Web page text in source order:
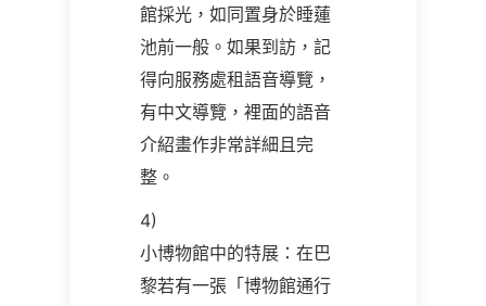
館採光，如同置身於睡蓮
池前一般。如果到訪，記
得向服務處租語音導覽，
有中文導覽，裡面的語音
介紹畫作非常詳細且完
整。
4)
小博物館中的特展：在巴
黎若有一張「博物館通行